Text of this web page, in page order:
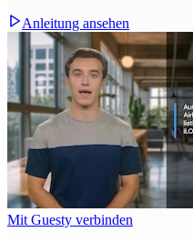
Anleitung ansehen
Mit Guesty verbinden